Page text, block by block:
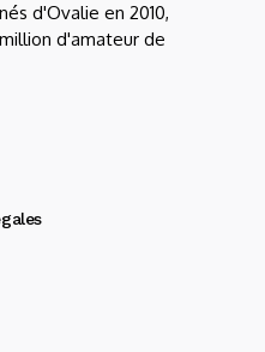
d'Ovalie en 2010,
d'amateur de